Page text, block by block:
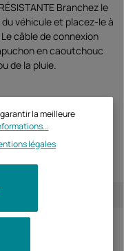
Branchez le
véhicule et placez-le à
câble de connexion
en caoutchouc
de la pluie.
est nécessaire.
la meilleure
légales